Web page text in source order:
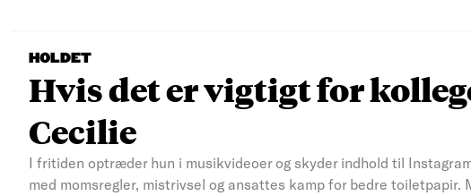
HOLDET
Hvis det er vigtigt for
Cecilie
I fritiden optræder hun i musikvideoer og skyder indhold til
med momsregler, mistrivsel og ansattes kamp for bedre toiletpapir.